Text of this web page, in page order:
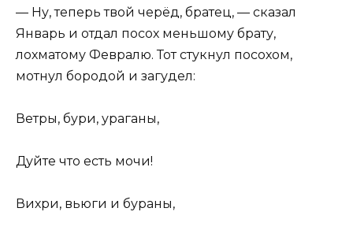
— Ну, теперь твой черёд, братец, — сказал
Январь и отдал посох меньшому брату,
лохматому Февралю. Тот стукнул посохом,
мотнул бородой и загудел:
Ветры, бури, ураганы,
Дуйте что есть мочи!
Вихри, вьюги и бураны,